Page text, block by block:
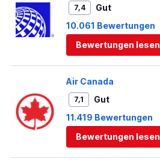
7,4
Gut
10.061 Bewertungen
Bewertungen lesen
Air Canada
7,1
Gut
11.419 Bewertungen
Bewertungen lesen